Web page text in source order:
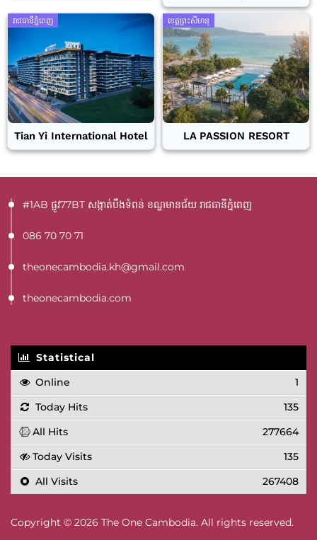
រាជធានីភ្នំពេញ
Tian Yi International Hotel
ខេត្តព្រះសីហនុ
LA PASSION RESORT
#1AB ផ្លូវ77BT​ សង្កាត់បឹងទំពន់ ខណ្ឌមានជ័យ រាជធានីភ្នំពេញ
086 70 70 71
theonecambodia.kh@gmail.com
theonecambodia.com
Statistical
Online
1
Today Hits
135
All Hits
277664
Today Visits
135
All Visits
267408
Copyright © 2026 The One Cambodia. All rights reserved.